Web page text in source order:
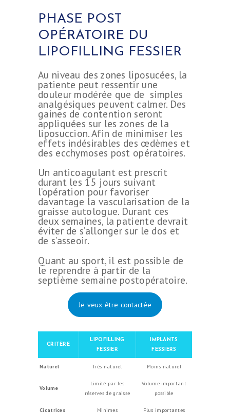
A PROPOS
SÉJOUR
DEMANDE DE
PHASE POST
OPÉRATOIRE DU
LIPOFILLING FESSIER
Au niveau des zones liposucées, la
patiente peut ressentir une
douleur modérée que de simples
analgésiques peuvent calmer. Des
gaines de contention seront
appliquées sur les zones de la
liposuccion. Afin de minimiser les
effets indésirables des œdèmes et
des ecchymoses post opératoires.
Un anticoagulant est prescrit
durant les 15 jours suivant
l’opération pour favoriser
davantage la vascularisation de la
graisse autologue. Durant ces
deux semaines, la patiente devrait
éviter de s’allonger sur le dos et
de s’asseoir.
Quant au sport, il est possible de
le reprendre à partir de la
septième semaine postopératoire.
Je veux être contactée
CRITÈRE
LIPOFILLING
FESSIER
IMPLANTS
FESSIERS
Naturel Très naturel Moins naturel
Volume
Limité par les
réserves de graisse
Volume important
possible
Cicatrices Minimes Plus importantes